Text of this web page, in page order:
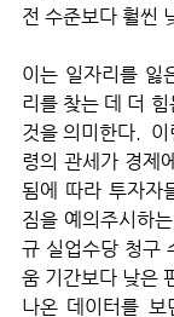
전 수준보다 훨씬
이는 일자리를 잃
리를 찾는 데 더
것을 의미한다.
령의 관세가 경제
됨에 따라 투자자
짐을 예의주시하
규 실업수당 청구
움 기간보다 낮은
나온 데이터를 보